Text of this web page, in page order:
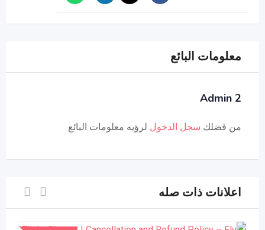
معلومات البائع
Admin 2
من فضلك سجل الدخول لرؤيه معلومات البائع
اعلانات ذات صله